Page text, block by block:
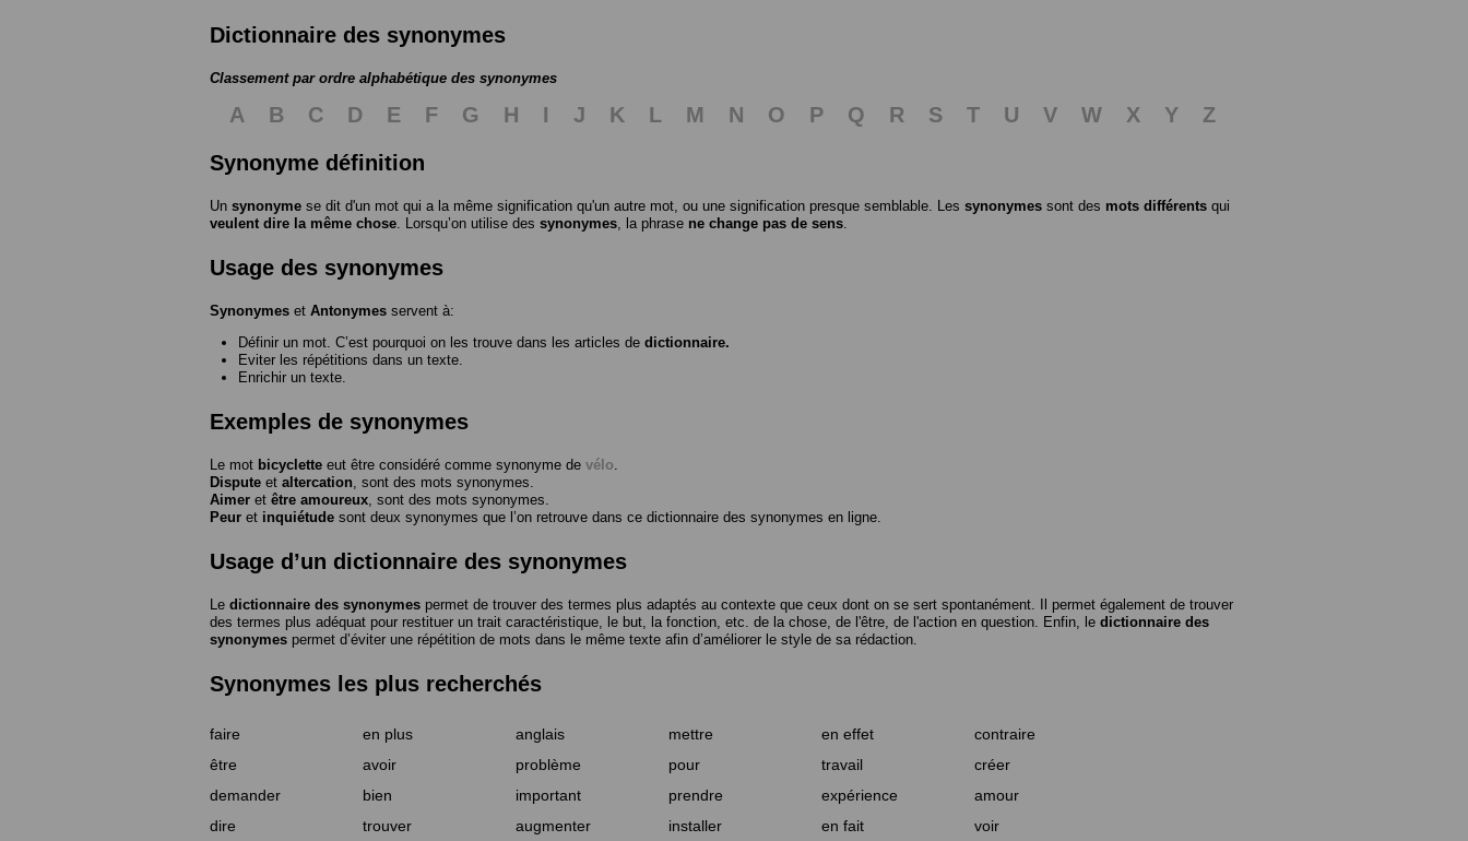
Dictionnaire des synonymes
Classement par ordre alphabétique des synonymes
A B C D E F G H I J K L M N O P Q R S T U V W X Y
Z
Synonyme définition
Un synonyme se dit d'un mot qui a la même signification qu'un autre mot, ou une signification presque semblable. Les synonymes sont des mots différents qui
veulent dire la même chose . Lorsqu’on utilise des synonymes , la phrase ne change pas de sens
Usage des synonymes
Synonymes et Antonymes servent à:
Définir un mot. C’est pourquoi on les trouve dans les articles de dictionnaire.
Eviter les répétitions dans un texte.
Enrichir un texte.
Exemples de synonymes
Le mot bicyclette eut être considéré comme synonyme de vélo
Dispute et altercation , sont des mots synonymes.
Aimer et être amoureux , sont des mots synonymes.
Peur et inquiétude sont deux synonymes que l’on retrouve dans ce dictionnaire des synonymes en ligne.
Usage d’un dictionnaire des synonymes
Le dictionnaire des synonymes permet de trouver des termes plus adaptés au contexte que ceux dont on se sert spontanément. Il permet également de trouver
des termes plus adéquat pour restituer un trait caractéristique, le but, la fonction, etc. de la chose, de l'être, de l'action en question. Enfin, le dictionnaire des
synonymes permet d’éviter une répétition de mots dans le même texte afin d’améliorer le style de sa rédaction.
Synonymes les plus recherchés
faire en plus anglais mettre en effet
contraire
être
avoir problème pour travail
créer
demander
bien important prendre expérience
amour
dire
trouver augmenter installer en fait voir